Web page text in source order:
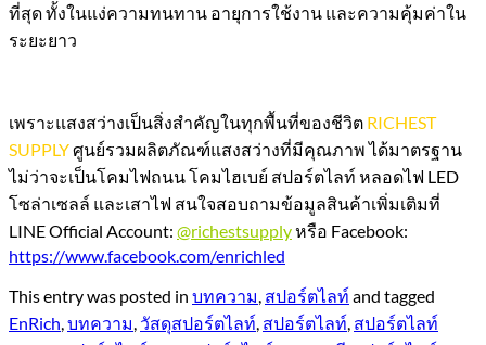
ที่สุด ทั้งในแง่ความทนทาน อายุการใช้งาน และความคุ้มค่าใน
ระยะยาว
เพราะแสงสว่างเป็นสิ่งสำคัญในทุกพื้นที่ของชีวิต RICHEST
SUPPLYศูนย์รวมผลิตภัณฑ์แสงสว่างที่มีคุณภาพ ได้มาตรฐาน
ไม่ว่าจะเป็นโคมไฟถนน โคมไฮเบย์ สปอร์ตไลท์ หลอดไฟ LED
โซล่าเซลล์ และเสาไฟ สนใจสอบถามข้อมูลสินค้าเพิ่มเติมที่
LINE Official Account: @richestsupplyหรือ Facebook:
https://www.facebook.com/enrichled
This entry was posted in บทความ, สปอร์ตไลท์ and tagged
EnRich,บทความ, วัสดุสปอร์ตไลท์, สปอร์ตไลท์, สปอร์ตไลท์